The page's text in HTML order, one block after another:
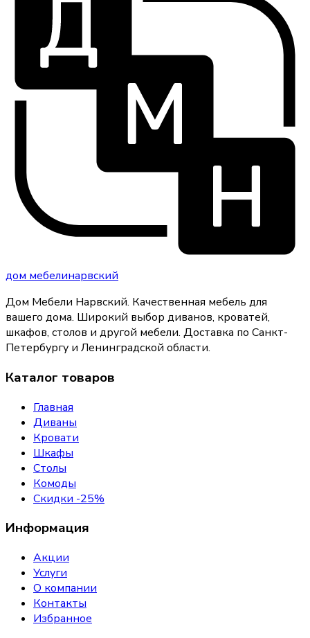
дом мебелинарвский
Дом Мебели Нарвский. Качественная мебель для
вашего дома. Широкий выбор диванов, кроватей,
шкафов, столов и другой мебели. Доставка по Санкт-
Петербургу и Ленинградской области.
Каталог товаров
Главная
Диваны
Кровати
Шкафы
Столы
Комоды
Скидки -25%
Информация
Акции
Услуги
О компании
Контакты
Избранное